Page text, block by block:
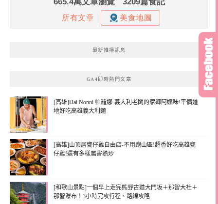
最新推播訊息
GA4即時熱門文章
[高雄]Dai Nonni 帕羅娜-義大利老闆的家鄉阿嬤味!平價道
地好吃高雄義大利麵
[高雄]山頂居甕仔雞自由店-不用跑山區!超香好吃高雄甕
仔雞!還有多樣厲害熱炒
[和歌山景點]一個早上走完熊野古道大門坂＋那智大社＋
那智瀑布！3小時完攻行程、路線攻略